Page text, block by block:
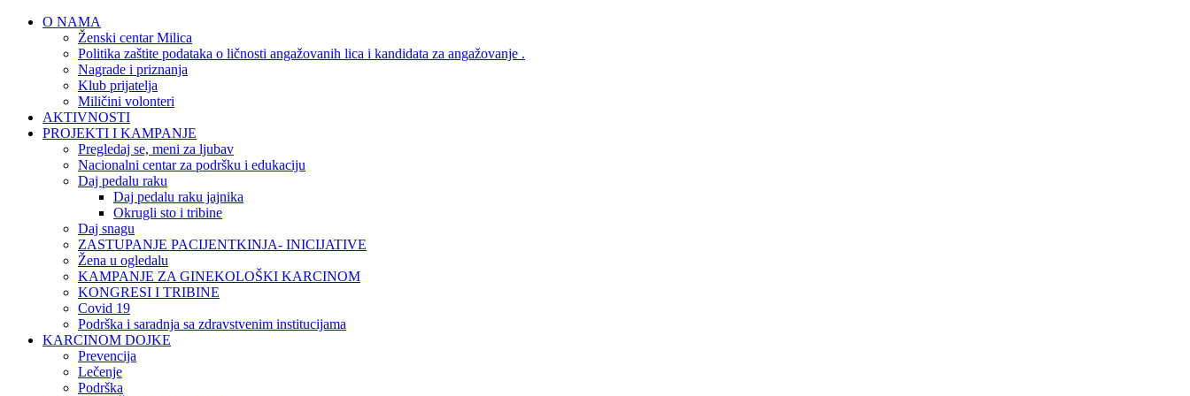
O NAMA
Ženski centar Milica
Politika zaštite podataka o ličnosti angažovanih lica i kandidata za angažovanje .
Nagrade i priznanja
Klub prijatelja
Miličini volonteri
AKTIVNOSTI
PROJEKTI I KAMPANJE
Pregledaj se, meni za ljubav
Nacionalni centar za podršku i edukaciju
Daj pedalu raku
Daj pedalu raku jajnika
Okrugli sto i tribine
Daj snagu
ZASTUPANJE PACIJENTKINJA- INICIJATIVE
Žena u ogledalu
KAMPANJE ZA GINEKOLOŠKI KARCINOM
KONGRESI I TRIBINE
Covid 19
Podrška i saradnja sa zdravstvenim institucijama
KARCINOM DOJKE
Prevencija
Lečenje
Podrška